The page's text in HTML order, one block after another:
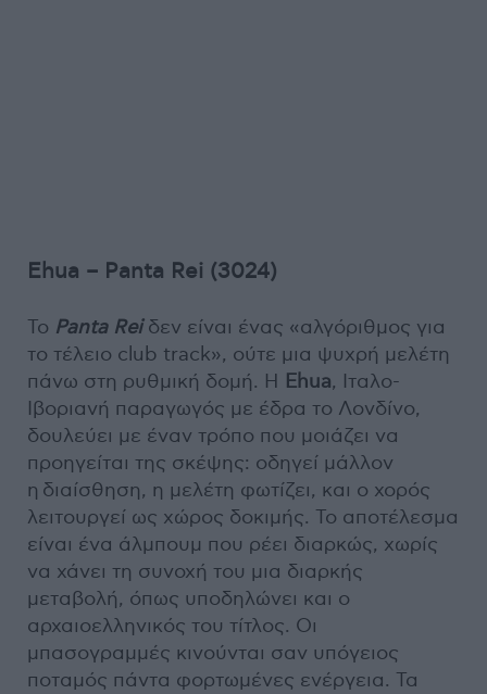
Ehua – Panta Rei (3024)
Το Panta Reiδεν είναι ένας «αλγόριθμος για
το τέλειο club track», ούτε μια ψυχρή μελέτη
πάνω στη ρυθμική δομή. Η Ehua, Ιταλο-
Ιβοριανή παραγωγός με έδρα το Λονδίνο,
δουλεύει με έναν τρόπο που μοιάζει να
προηγείται της σκέψης: οδηγεί μάλλον
η διαίσθηση, η μελέτη φωτίζει, και ο χορός
λειτουργεί ως χώρος δοκιμής. Το αποτέλεσμα
είναι ένα άλμπουμ που ρέει διαρκώς, χωρίς
να χάνει τη συνοχή του μια διαρκής
μεταβολή, όπως υποδηλώνει και ο
αρχαιοελληνικός του τίτλος. Οι
μπασογραμμές κινούνται σαν υπόγειος
ποταμός πάντα φορτωμένες ενέργεια. Τα